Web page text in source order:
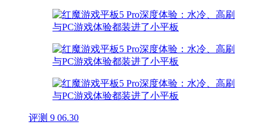
评测 9 06.30